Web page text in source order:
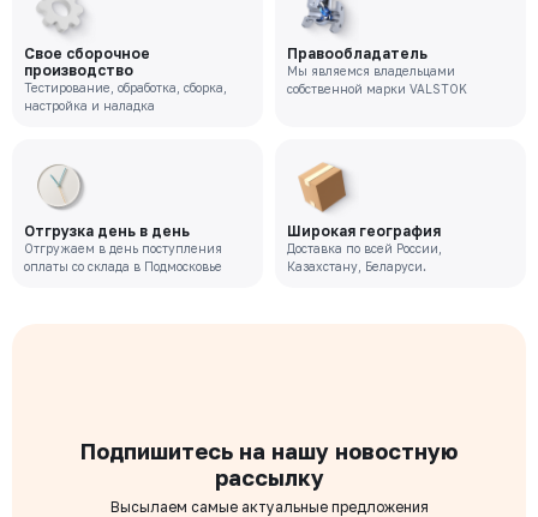
Свое сборочное
производство
Тестирование, обработка, сборка,
настройка и наладка
Правообладатель
Мы являемся владельцами
собственной марки VALSTOK
Отгрузка день в день
Отгружаем в день поступления
оплаты со склада в Подмосковье
Широкая география
Доставка по всей России,
Казахстану, Беларуси.
Подпишитесь на нашу новостную
рассылку
Высылаем самые актуальные предложения